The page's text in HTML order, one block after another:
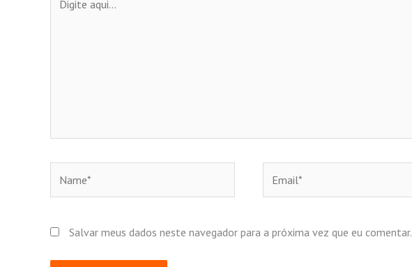
aqui...
Salvar meus dados neste navegador para a próxima vez que eu comentar.